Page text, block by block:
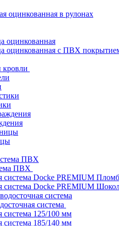
оцинкованная в рулонах
оцинкованная
оцинкованная с ПВХ
кровли
ПВХ
система Docke PREMIUM
система Docke PREMIUM
система
система 125/100 мм
система 185/140 мм